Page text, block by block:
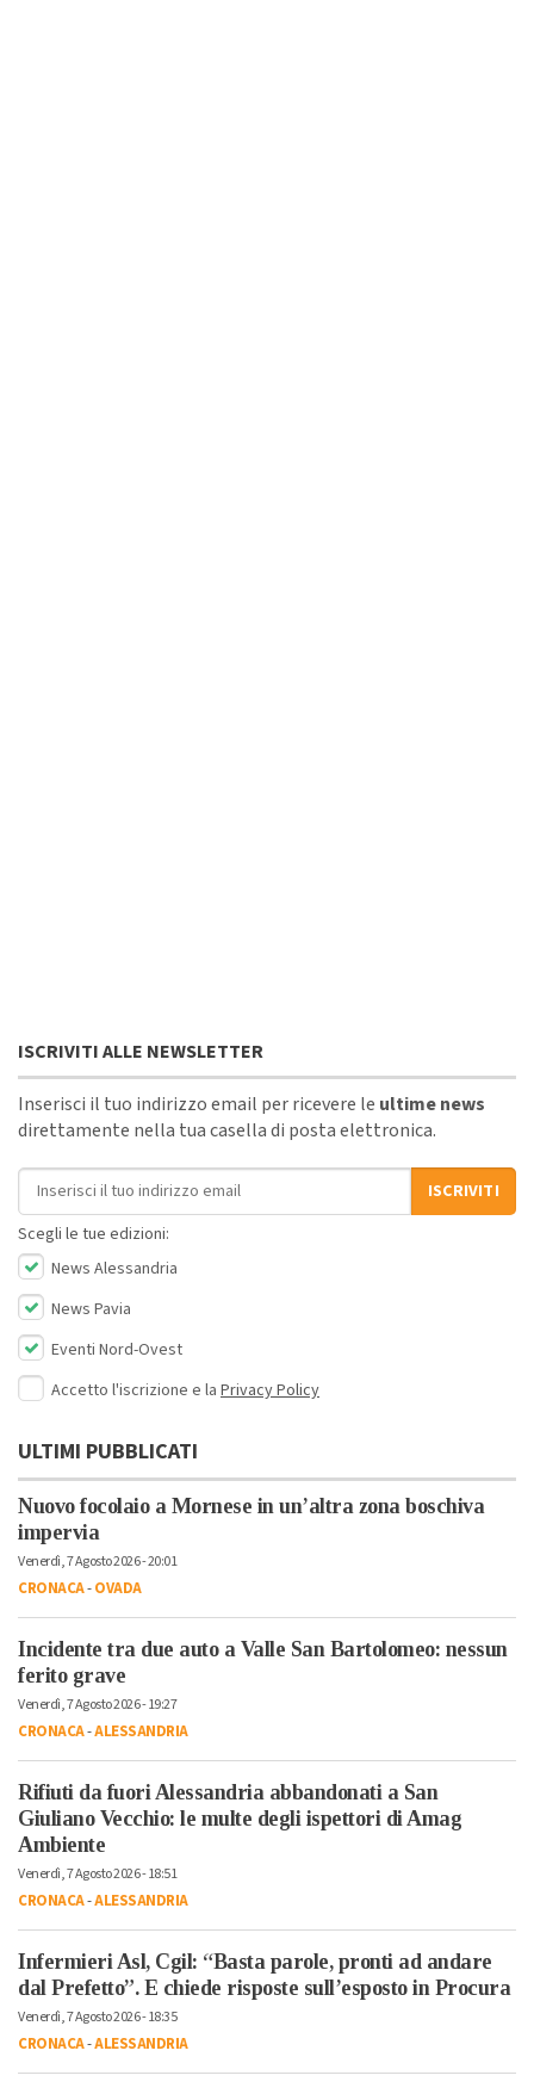
ISCRIVITI ALLE NEWSLETTER
Inserisci il tuo indirizzo email per ricevere le ultime news
direttamente nella tua casella di posta elettronica.
Indirizzo email
ISCRIVITI
Scegli le tue edizioni:
News Alessandria
News Pavia
Eventi Nord-Ovest
Accetto l'iscrizione e la Privacy Policy
ULTIMI PUBBLICATI
Nuovo focolaio a Mornese in un’altra zona boschiva
impervia
Venerdì, 7 Agosto 2026 - 20:01
CRONACA-OVADA
Incidente tra due auto a Valle San Bartolomeo: nessun
ferito grave
Venerdì, 7 Agosto 2026 - 19:27
CRONACA-ALESSANDRIA
Rifiuti da fuori Alessandria abbandonati a San
Giuliano Vecchio: le multe degli ispettori di Amag
Ambiente
Venerdì, 7 Agosto 2026 - 18:51
CRONACA-ALESSANDRIA
Infermieri Asl, Cgil: “Basta parole, pronti ad andare
dal Prefetto”. E chiede risposte sull’esposto in Procura
Venerdì, 7 Agosto 2026 - 18:35
CRONACA-ALESSANDRIA